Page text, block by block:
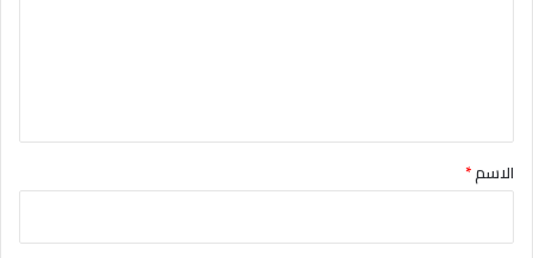
*الاسم*